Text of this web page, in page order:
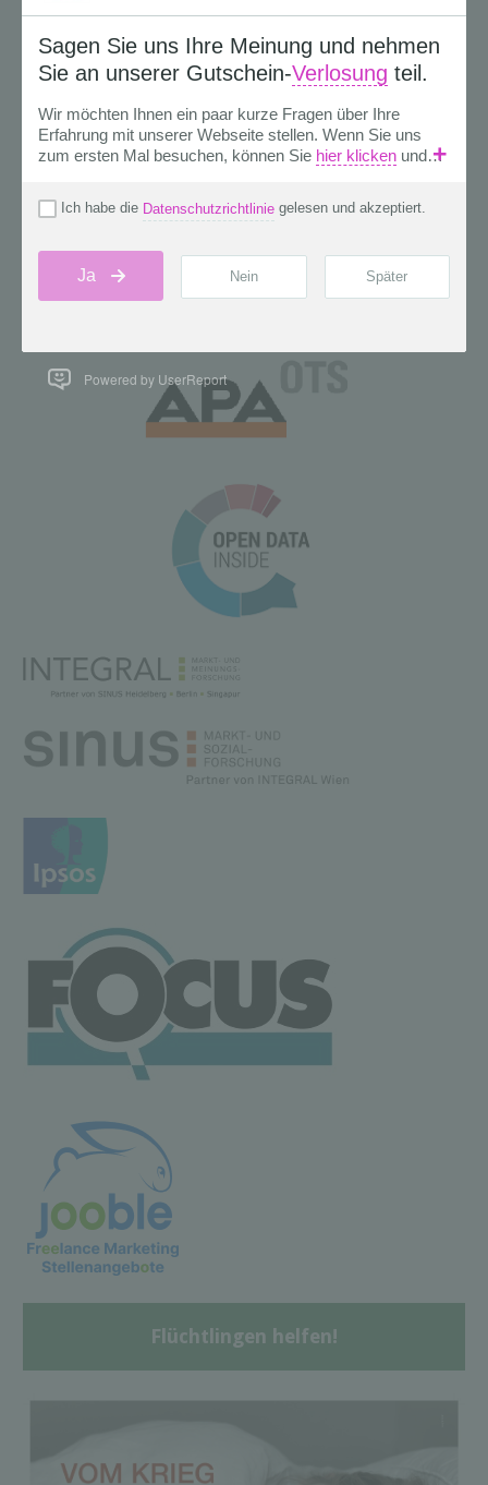
Flüchtlingen helfen!
Powered by UserReport